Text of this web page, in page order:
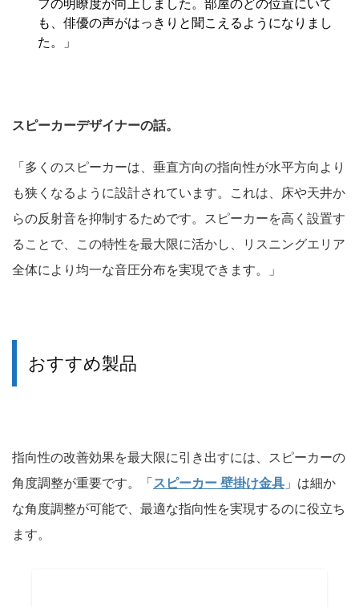
フの明瞭度が向上しました。部屋のどの位置にいて
も、俳優の声がはっきりと聞こえるようになりまし
た。」
スピーカーデザイナーの話。
「多くのスピーカーは、垂直方向の指向性が水平方向より
も狭くなるように設計されています。これは、床や天井か
らの反射音を抑制するためです。スピーカーを高く設置す
ることで、この特性を最大限に活かし、リスニングエリア
全体により均一な音圧分布を実現できます。」
おすすめ製品
指向性の改善効果を最大限に引き出すには、スピーカーの
角度調整が重要です。「スピーカー 壁掛け金具 」は細か
な角度調整が可能で、最適な指向性を実現するのに役立ち
ます。